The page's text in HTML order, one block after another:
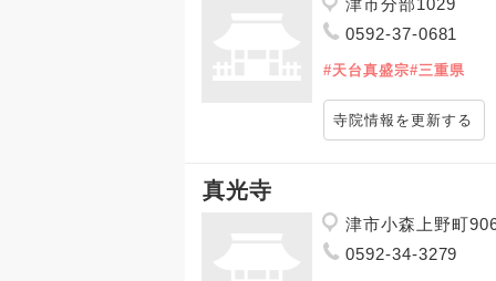
津市分部1029
0592-37-0681
#天台真盛宗#三重県
寺院情報を更新する
真光寺
津市小森上野町
0592-34-3279